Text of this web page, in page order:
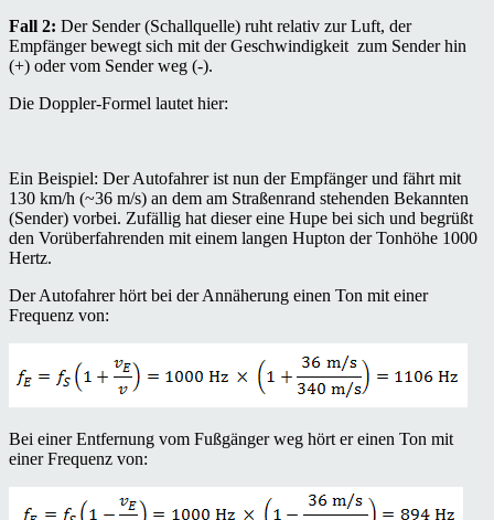
Fall 2: Der Sender (Schallquelle) ruht relativ zur Luft, der
Empfänger bewegt sich mit der Geschwindigkeit zum Sender hin
(+) oder vom Sender weg (-).
Die Doppler-Formel lautet hier:
Ein Beispiel: Der Autofahrer ist nun der Empfänger und fährt mit
130 km/h (~36 m/s) an dem am Straßenrand stehenden Bekannten
(Sender) vorbei. Zufällig hat dieser eine Hupe bei sich und begrüßt
den Vorüberfahrenden mit einem langen Hupton der Tonhöhe 1000
Hertz.
Der Autofahrer hört bei der Annäherung einen Ton mit einer
Frequenz von:
Bei einer Entfernung vom Fußgänger weg hört er einen Ton mit
einer Frequenz von: